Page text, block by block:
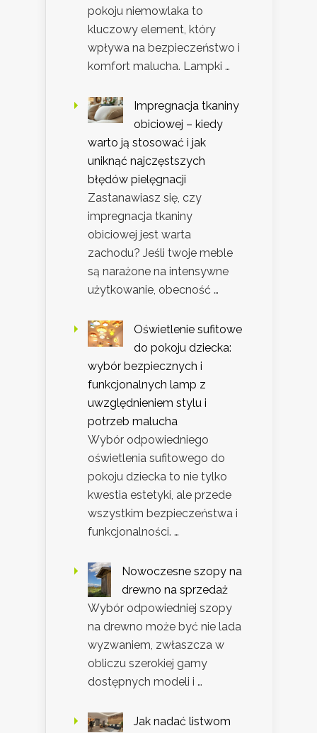
pokoju niemowlaka to
kluczowy element, który
wpływa na bezpieczeństwo i
komfort malucha. Lampki …
Impregnacja tkaniny
obiciowej – kiedy
warto ją stosować i jak
uniknąć najczęstszych
błędów pielęgnacji
Zastanawiasz się, czy
impregnacja tkaniny
obiciowej jest warta
zachodu? Jeśli twoje meble
są narażone na intensywne
użytkowanie, obecność …
Oświetlenie sufitowe
do pokoju dziecka:
wybór bezpiecznych i
funkcjonalnych lamp z
uwzględnieniem stylu i
potrzeb malucha
Wybór odpowiedniego
oświetlenia sufitowego do
pokoju dziecka to nie tylko
kwestia estetyki, ale przede
wszystkim bezpieczeństwa i
funkcjonalności. …
Nowoczesne szopy na
drewno na sprzedaż
Wybór odpowiedniej szopy
na drewno może być nie lada
wyzwaniem, zwłaszcza w
obliczu szerokiej gamy
dostępnych modeli i …
Jak nadać listwom